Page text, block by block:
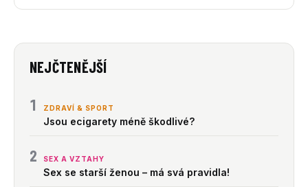
NEJČTENĚJŠÍ
1 ZDRAVÍ & SPORT
Jsou ecigarety méně škodlivé?
2 SEX A VZTAHY
Sex se starší ženou – má svá pravidla!